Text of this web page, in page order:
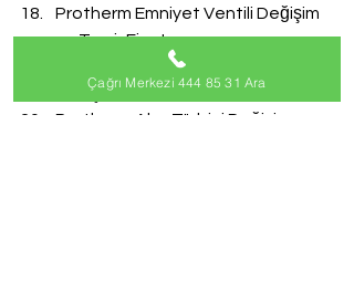
Protherm Emniyet Ventili Değişim
ve Tamir Fiyatı
Protherm Doldurma Musluğu
Değişim ve Tamir Fiyatı
Protherm Akış Türbini Değişim ve
Çağrı Merkezi 444 85 31 Ara